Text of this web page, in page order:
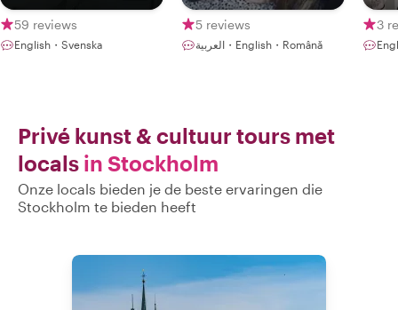
59 reviews
English・Svenska
5 reviews
العربية・English・Română
3
Privé kunst & cultuur tours met
locals in Stockholm
Onze locals bieden je de beste ervaringen die
Stockholm te bieden heeft